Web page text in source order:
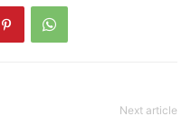
Next article